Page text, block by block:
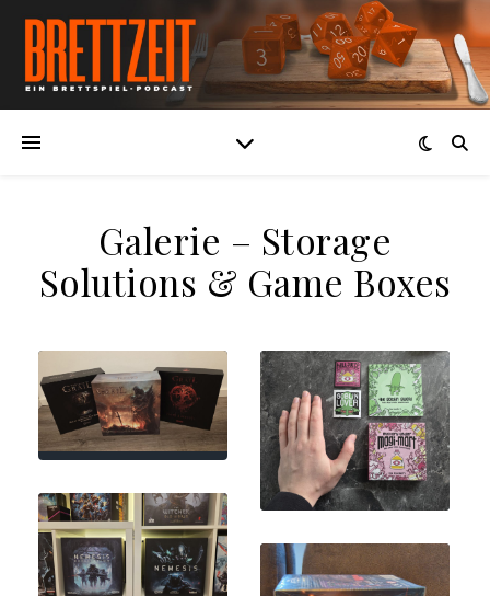
Galerie – Storage
Solutions & Game Boxes